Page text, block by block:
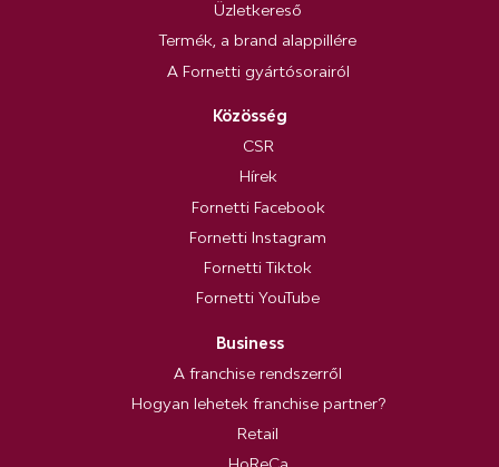
Üzletkereső
Termék, a brand alappillére
A Fornetti gyártósorairól
Közösség
CSR
Hírek
Fornetti Facebook
Fornetti Instagram
Fornetti Tiktok
Fornetti YouTube
Business
A franchise rendszerről
Hogyan lehetek franchise partner?
Retail